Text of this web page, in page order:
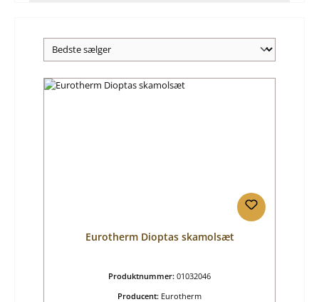
Eurotherm Dioptas skamolsæt
Produktnummer: 01032046
Producent: Eurotherm